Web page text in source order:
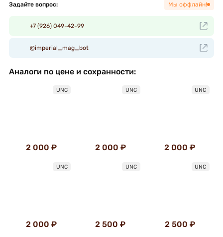
Задайте вопрос: Мы оффлайн!
+7 (926) 049-42-99
@imperial_mag_bot
Аналоги по цене и сохранности:
UNC
2 000 ₽
UNC
2 000 ₽
UNC
2 000 ₽
UNC
2 000 ₽
UNC
2 500 ₽
UNC
2 500 ₽